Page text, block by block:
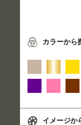
カラーから
イメージか